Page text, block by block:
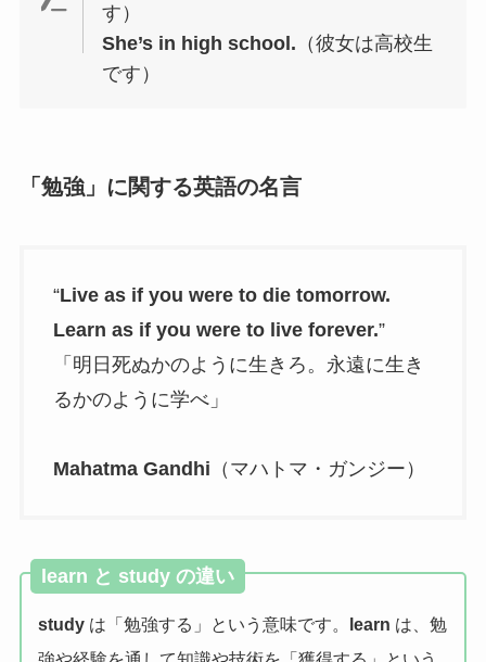
す）
She’s in high school. （彼女は高校生
です）
「勉強」に関する英語の名言
“Live as if you were to die tomorrow.
Learn as if you were to live forever.”
「明日死ぬかのように生きろ。永遠に生き
るかのように学べ」
Mahatma Gandhi （マハトマ・ガンジー）
learn と study の違い
studyは「勉強する」という意味です。 learn は、勉